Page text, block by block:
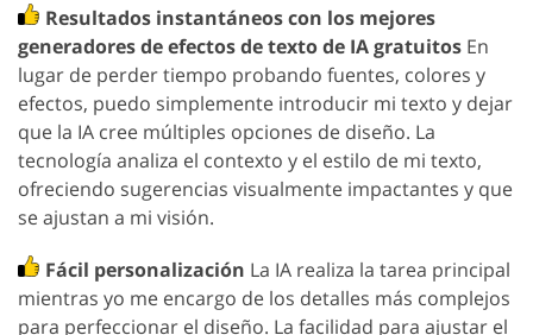
Resultados instantáneos con los mejores
generadores de efectos de texto de IA gratuitos En
lugar de perder tiempo probando fuentes, colores y
efectos, puedo simplemente introducir mi texto y dejar
que la IA cree múltiples opciones de diseño. La
tecnología analiza el contexto y el estilo de mi texto,
ofreciendo sugerencias visualmente impactantes y que
se ajustan a mi visión.
Fácil personalización La IA realiza la tarea principal
mientras yo me encargo de los detalles más complejos
para perfeccionar el diseño. La facilidad para ajustar el